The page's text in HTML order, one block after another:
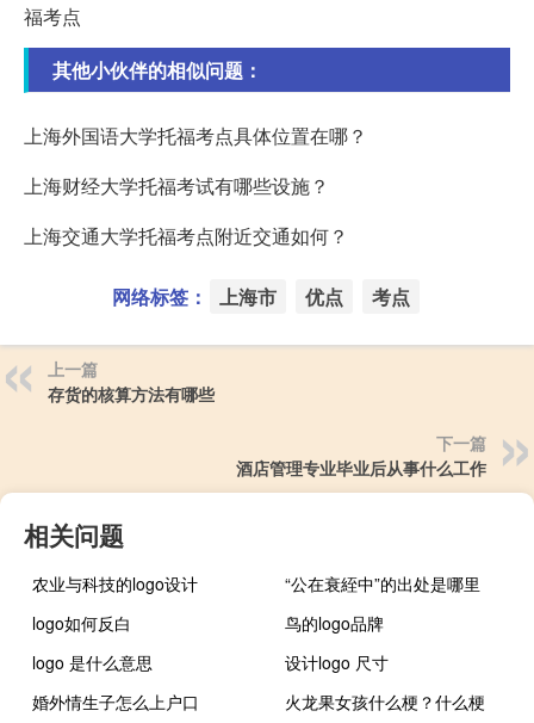
福考点
其他小伙伴的相似问题：
上海外国语大学托福考点具体位置在哪？
上海财经大学托福考试有哪些设施？
上海交通大学托福考点附近交通如何？
网络标签： 上海市 优点 考点
上一篇
存货的核算方法有哪些
下一篇
酒店管理专业毕业后从事什么工作
相关问题
农业与科技的logo设计
“公在衰絰中”的出处是哪里
logo如何反白
鸟的logo品牌
logo 是什么意思
设计logo 尺寸
婚外情生子怎么上户口
火龙果女孩什么梗？什么梗